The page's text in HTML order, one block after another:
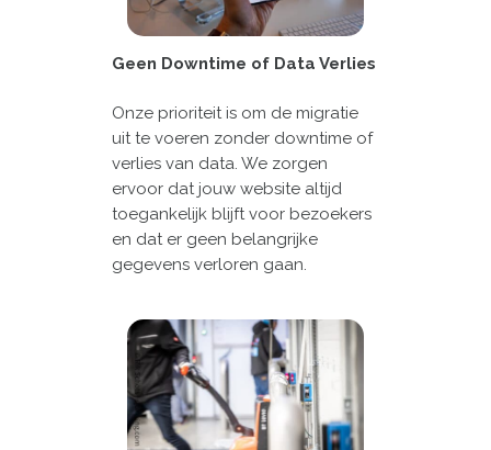
Geen Downtime of Data Verlies
Onze prioriteit is om de migratie
uit te voeren zonder downtime of
verlies van data. We zorgen
ervoor dat jouw website altijd
toegankelijk blijft voor bezoekers
en dat er geen belangrijke
gegevens verloren gaan.